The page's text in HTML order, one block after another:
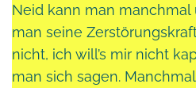
Neid kann man
man seine
nicht, ich will’s mir nicht
man sich sagen.